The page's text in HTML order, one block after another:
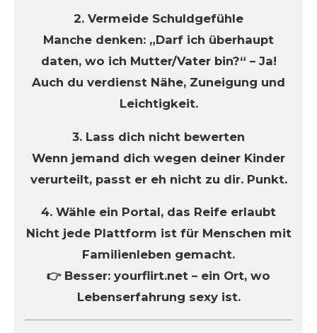
2. Vermeide Schuldgefühle
Manche denken: „Darf ich überhaupt
daten, wo ich Mutter/Vater bin?“ – Ja!
Auch du verdienst Nähe, Zuneigung und
Leichtigkeit.
3. Lass dich nicht bewerten
Wenn jemand dich wegen deiner Kinder
verurteilt, passt er eh nicht zu dir. Punkt.
4. Wähle ein Portal, das Reife erlaubt
Nicht jede Plattform ist für Menschen mit
Familienleben gemacht.
👉 Besser: yourflirt.net – ein Ort, wo
Lebenserfahrung sexy ist.